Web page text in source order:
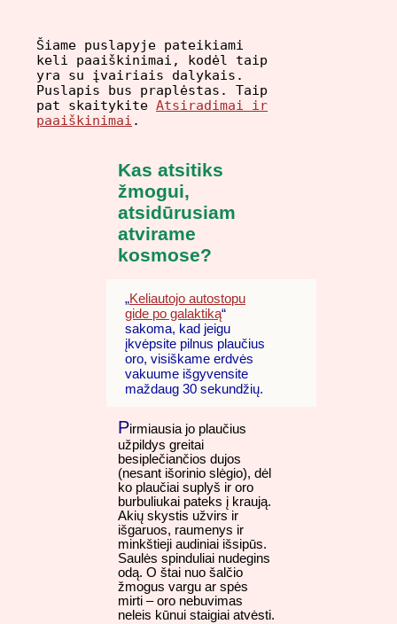
Šiame puslapyje pateikiami
keli paaiškinimai, kodėl taip
yra su įvairiais dalykais.
Puslapis bus praplėstas. Taip
pat skaitykite Atsiradimai ir
paaiškinimai .
Kas atsitiks
žmogui,
atsidūrusiam
atvirame
kosmose?
„Keliautojo autostopu
gide po galaktiką“
sakoma, kad jeigu
įkvėpsite pilnus plaučius
oro, visiškame erdvės
vakuume išgyvensite
maždaug 30 sekundžių.
Pirmiausia jo plaučius
užpildys greitai
besiplečiančios dujos
(nesant išorinio slėgio), dėl
ko plaučiai suplyš ir oro
burbuliukai pateks į kraują.
Akių skystis užvirs ir
išgaruos, raumenys ir
minkštieji audiniai išsipūs.
Saulės spinduliai nudegins
odą. O štai nuo šalčio
žmogus vargu ar spės
mirti – oro nebuvimas
neleis kūnui staigiai atvėsti.